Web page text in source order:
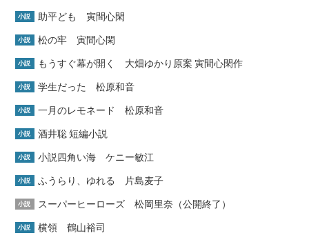
小説 助平ども 寅間心閑
小説 松の牢 寅間心閑
小説 もうすぐ幕が開く 大畑ゆかり原案 寅間心閑作
小説 学生だった 松原和音
小説 一月のレモネード 松原和音
小説 酒井聡 短編小説
小説 小説四角い海 ケニー敏江
小説 ふうらり、ゆれる 片島麦子
小説 スーパーヒーローズ 松岡里奈（公開終了）
小説 横領 鶴山裕司